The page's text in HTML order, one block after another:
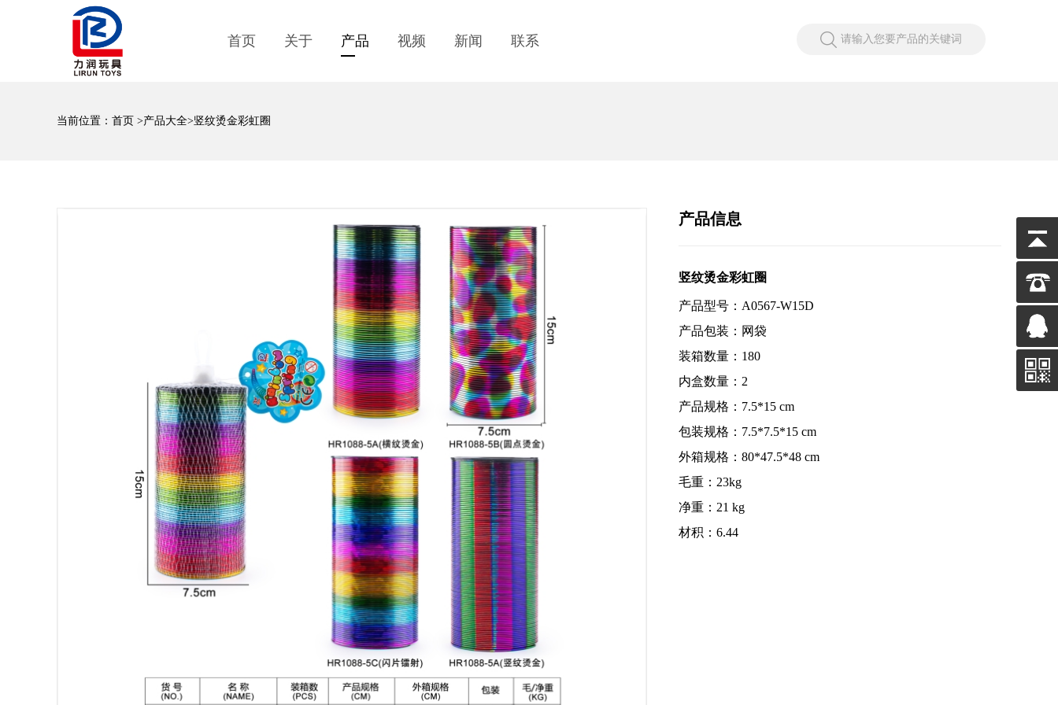
首页 关于 产品 视频 新闻 联系 请输入您要产品的关键词
当前位置： 首页 >产品大全>竖纹烫金彩虹圈
产品信息
竖纹烫金彩虹圈
产品型号：A0567-W15D
产品包装：网袋
装箱数量：180
内盒数量：2
产品规格：7.5*15 cm
包装规格：7.5*7.5*15 cm
外箱规格：80*47.5*48 cm
毛重：23kg
净重：21 kg
材积：6.44